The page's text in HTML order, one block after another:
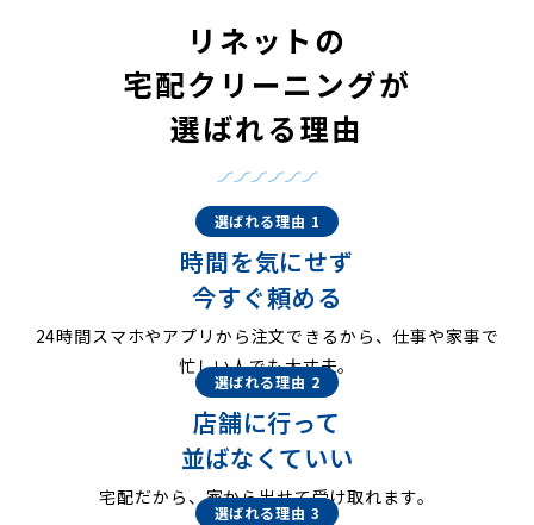
リネットの
宅配クリーニングが
選ばれる理由
選ばれる理由 1
時間を気にせず
今すぐ頼める
24時間スマホやアプリから注文できるから、仕事や家事で
忙しい人でも大丈夫。
選ばれる理由 2
店舗に行って
並ばなくていい
宅配だから、家から出せて受け取れます。
選ばれる理由 3